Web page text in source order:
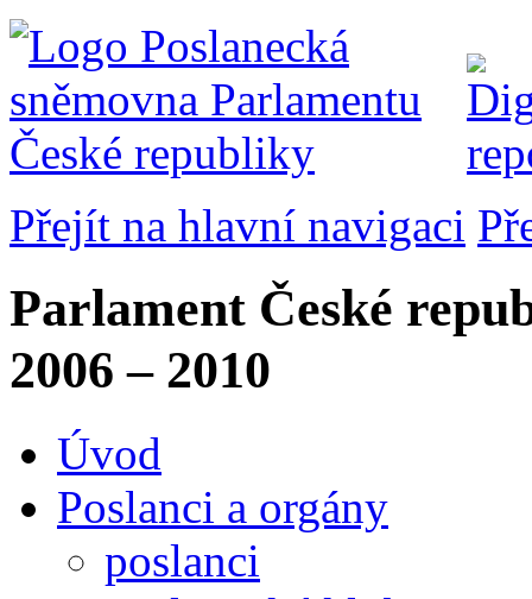
Přejít na hlavní navigaci
Parlament České
2006 – 2010
Úvod
Poslanci a orgány
poslanci